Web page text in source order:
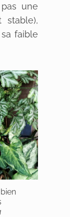
une
stable),
faible